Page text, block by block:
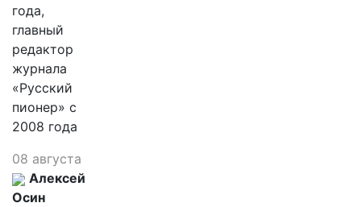
года,
главный
редактор
журнала
«Русский
пионер» с
2008 года
08 августа
Алексей
Осин